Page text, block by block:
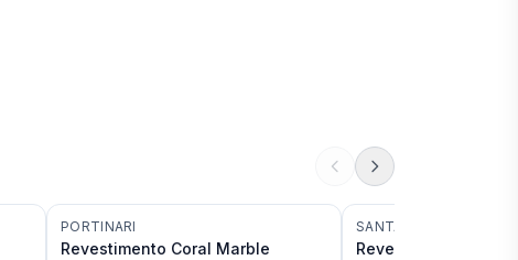
PORTINARI
Revestimento Coral Marble
SANTA LUZIA
Revestimento Santa